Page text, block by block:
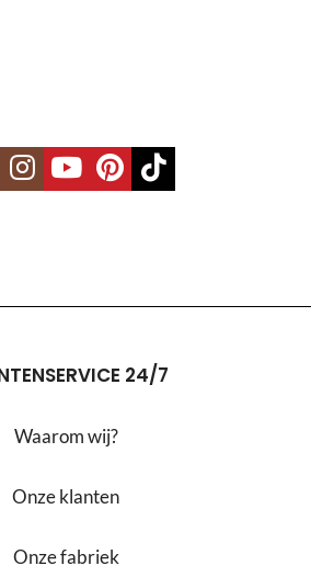
24/7
Waarom wij?
Onze klanten
Onze fabriek